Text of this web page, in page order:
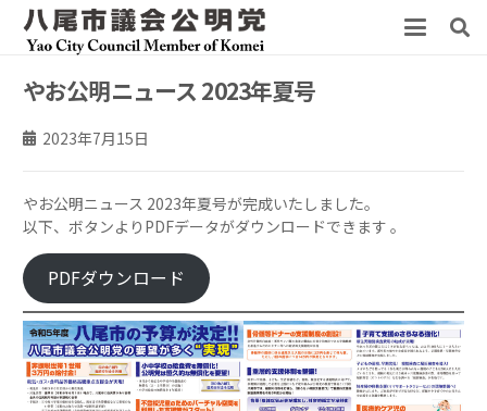
やお公明ニュース 2023年夏号
2023年7月15日
やお公明ニュース 2023年夏号が完成いたしました。
以下、ボタンよりPDFデータがダウンロードできます 。
PDFダウンロード